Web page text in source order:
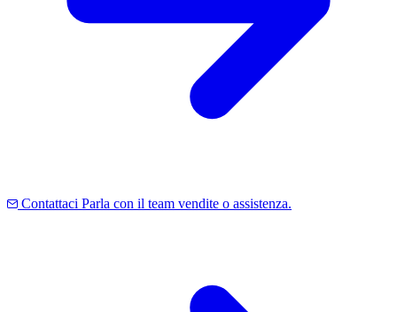
Contattaci Parla con il team vendite o assistenza.